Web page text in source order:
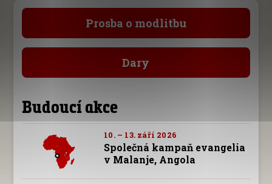
Prosba o modlitbu
Dary
Budoucí akce
10. – 13. září 2026
Společná kampaň evangelia
v Malanje, Angola